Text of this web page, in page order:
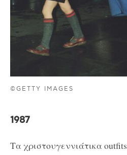
©GETTY IMAGES
1987
Τα χριστουγεννιάτικα